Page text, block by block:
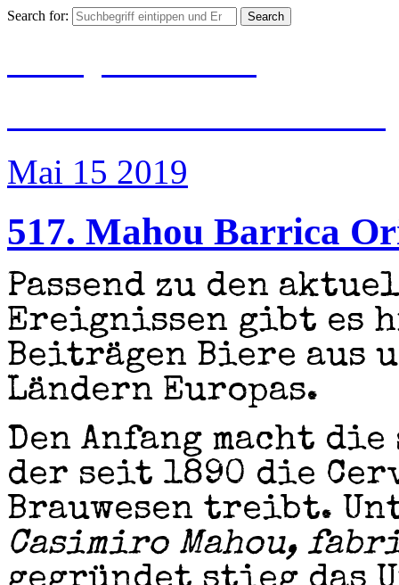
Search for:
BIER|JUBILÄUM
#500 Jahre
Mai 15 2019
517. Mahou Barrica
Passend zu den
Ereignissen gibt es
Beiträgen Biere aus
Ländern Europas.
Den Anfang macht
der seit 1890 die
Brauwesen treibt.
Casimiro Mahou,